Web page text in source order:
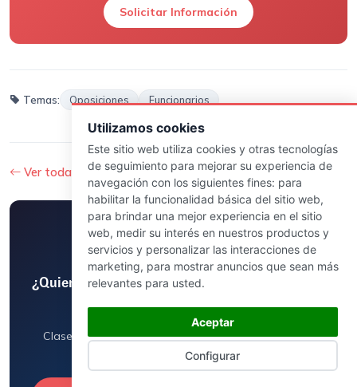
Utilizamos cookies
Este sitio web utiliza cookies y otras tecnologías
de seguimiento para mejorar su experiencia de
navegación con los siguientes fines: para
habilitar la funcionalidad básica del sitio web,
para brindar una mejor experiencia en el sitio
web, medir su interés en nuestros productos y
servicios y personalizar las interacciones de
marketing, para mostrar anuncios que sean más
relevantes para usted.
Aceptar
Configurar
Solicitar Información
Temas: Oposiciones Funcionarios
Ver todas las noticias y convocatorias
¿Quieres preparar tu oposición con el método
Clases en Directo, Temario Actualizado, Simulacros
Reales y Orientación personalizada.